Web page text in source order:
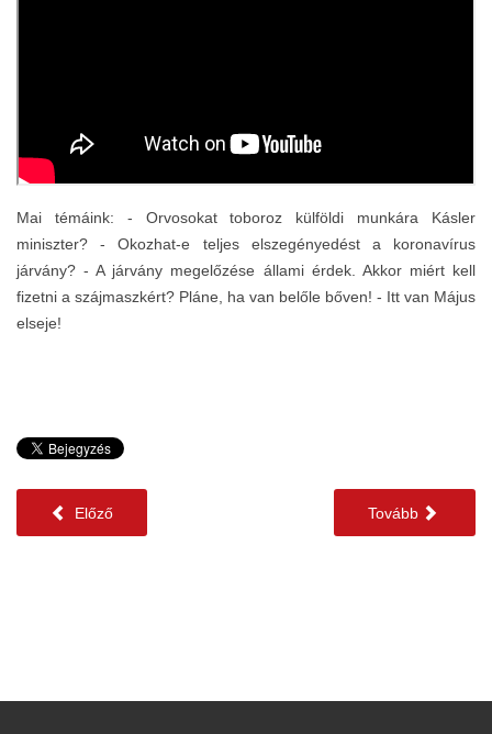
Mai témáink: - Orvosokat toboroz külföldi munkára Kásler
miniszter? - Okozhat-e teljes elszegényedést a koronavírus
járvány? - A járvány megelőzése állami érdek. Akkor miért kell
fizetni a szájmaszkért? Pláne, ha van belőle bőven! - Itt van Május
elseje!
Előző Tovább